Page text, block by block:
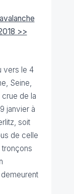
>>
vers le 4
Seine,
de la
janvier à
soit
de celle
tronçons